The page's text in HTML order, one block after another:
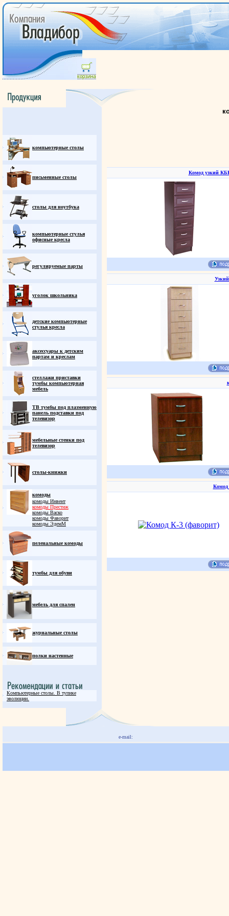
компьютерные столы
письменные столы
столы для ноутбука
компьютерные стулья
офисные кресла
регулируемые парты
уголок школьника
детские компьютерные
стулья кресла
аксессуары к детским
партам и креслам
стеллажи приставки
тумбы компьютерная
мебель
ТВ тумбы под плазменную
панель подставки под
телевизор
мебельные стенки под
телевизор
столы-книжки
комоды
комоды Инвент
комоды Престиж
комоды Васко
комоды Фаворит
комоды ЭдемM
пеленальные комоды
тумбы для обуви
мебель для спален
журнальные столы
полки настенные
Компьютерные столы. В тупике
эволюции.
Комод узкий
Комод
e-mail: